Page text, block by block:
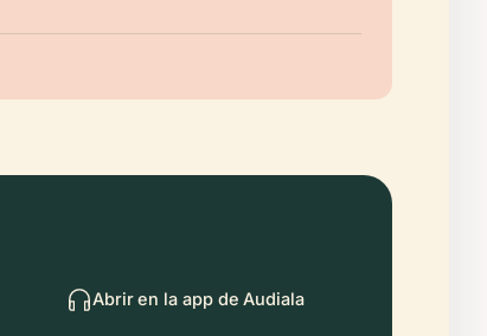
Abrir en la app de Audiala